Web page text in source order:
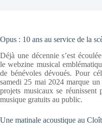
Opus : 10 ans au service de la
Déjà une décennie s’est
le webzine musical
de bénévoles dévoués. Pour
samedi 25 mai 2024 marque
projets musicaux se
musique gratuits au public.
Une matinale acoustique au